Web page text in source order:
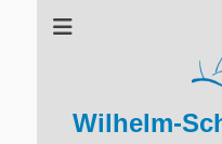
Wilhelm-